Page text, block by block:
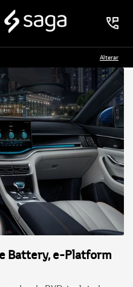
Alterar
Battery, e-Platform